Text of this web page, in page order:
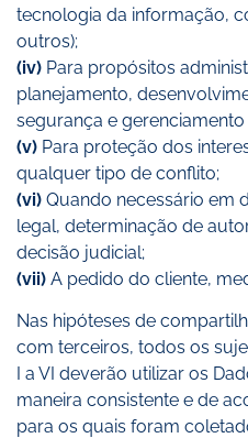
tecnologia da informação,
outros);
(iv) Para propósitos
planejamento,
segurança e gerenciamento
(v) Para proteção dos
qualquer tipo de conflito;
(vi) Quando necessário em
legal, determinação de
decisão judicial;
(vii) A pedido do cliente,
Nas hipóteses de
com terceiros, todos os
I a VI deverão utilizar os
maneira consistente e de
para os quais foram